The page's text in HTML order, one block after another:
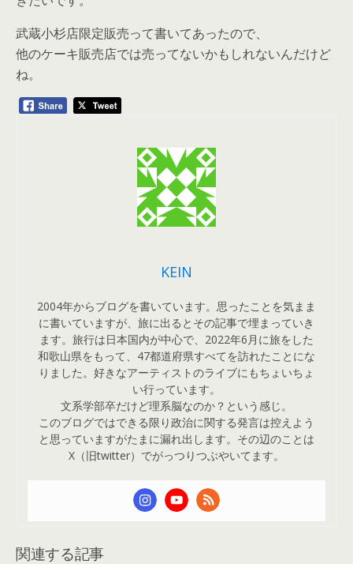
武蔵小杉店限定販売って書いてあったので、
他のケーキ販売店では売ってないかもしれないんだけど
ね。
KEIN
2004年からブログを書いています。思ったことを気まま
に書いていますが、旅に出るとその記事で埋まっていき
ます。旅行は日本国内が中心で、2022年6月に旅をした
和歌山県をもって、47都道府県すべてを訪れたことにな
りました。好きなアーティストのライブにもちょいちょ
い行っています。
文系学部卒だけど理系脳なのか？という感じ。
このブログではできる限り政治に関する発言は控えよう
と思っていますがたまに漏れ出します。その辺のことは
X（旧twitter）でがっつりつぶやいてます。
関連する記事